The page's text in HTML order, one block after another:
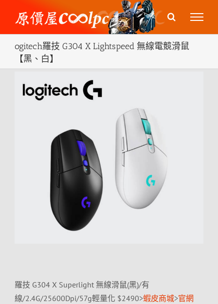
content
ogitech羅技 G304 X Lightspeed 無線電競滑鼠
【黑、白】
Larger
羅技 G304 X Superlight 無線滑鼠(黑)/有
線/2.4G/25600Dpi/57g輕量化 $2490>蝦皮商城>官網